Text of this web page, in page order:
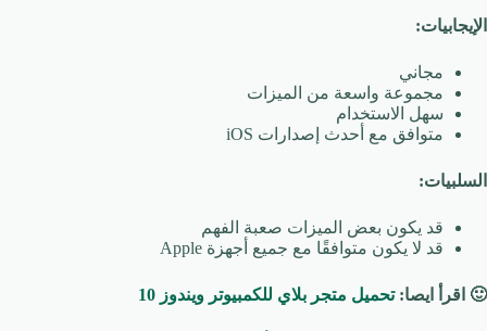
الإيجابيات:
مجاني
مجموعة واسعة من الميزات
سهل الاستخدام
متوافق مع أحدث إصدارات iOS
السلبيات:
قد يكون بعض الميزات صعبة الفهم
قد لا يكون متوافقًا مع جميع أجهزة Apple
🙂 اقرأ ايصا:تحميل متجر بلاي للكمبيوتر ويندوز 10